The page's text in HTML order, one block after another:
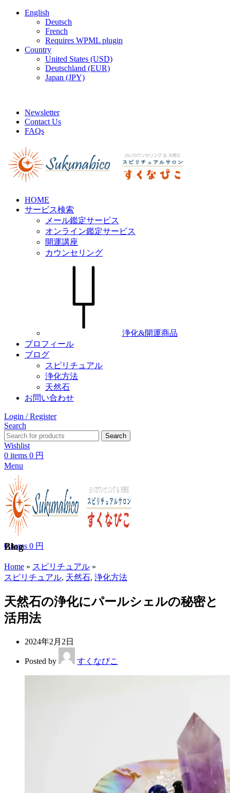
English
Deutsch
French
Requires WPML plugin
Country
United States (USD)
Deutschland (EUR)
Japan (JPY)
Newsletter
Contact Us
FAQs
HOME
サービス検索
メール鑑定サービス
オンライン鑑定サービス
開運講座
カウンセリング
浄化&開運商品
プロフィール
ブログ
スピリチュアル
浄化方法
天然石
お問い合わせ
Login / Register
Search
Search
Wishlist
0 items 0 円
Menu
0items 0 円
Blog
Home » スピリチュアル »
スピリチュアル, 天然石, 浄化方法
天然石の浄化にパールシェルの秘密と
活用法
2024年2月2日
Posted by すくなびこ